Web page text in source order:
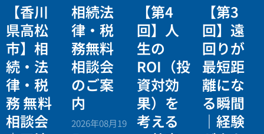
【香川
県高松
市】相
続・法
律・税
務 無料
相談会
相続法
律・税
務無料
相談会
のご案
内
2026年08月19
【第4
回】人
生の
ROI（投
資対効
果）を
考える
【第3
回】遠
回りが
最短距
離にな
る瞬間
｜経験